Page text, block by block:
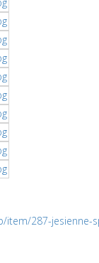
287-jesienne-